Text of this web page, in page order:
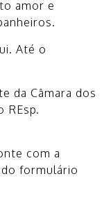
amor e
Até o
da Câmara dos
REsp.
com a
formulário